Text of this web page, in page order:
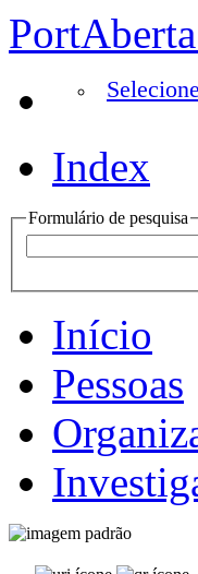
Index
Formulário de pesquisa
Início
Pessoas